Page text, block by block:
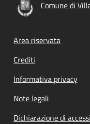
Comune di
Footer menu
Area riservata
Crediti
Informativa privacy
Note legali
Dichiarazione di